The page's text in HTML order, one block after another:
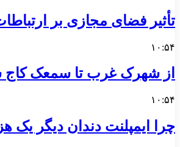
تأثیر فضای مجازی بر
۱۰:۵۴
از شهرک غرب تا سمعک کاج
۱۰:۵۴
چرا ایمپلنت دندان دیگر